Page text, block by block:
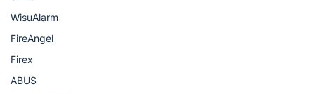
WisuAlarm
FireAngel
Firex
ABUS